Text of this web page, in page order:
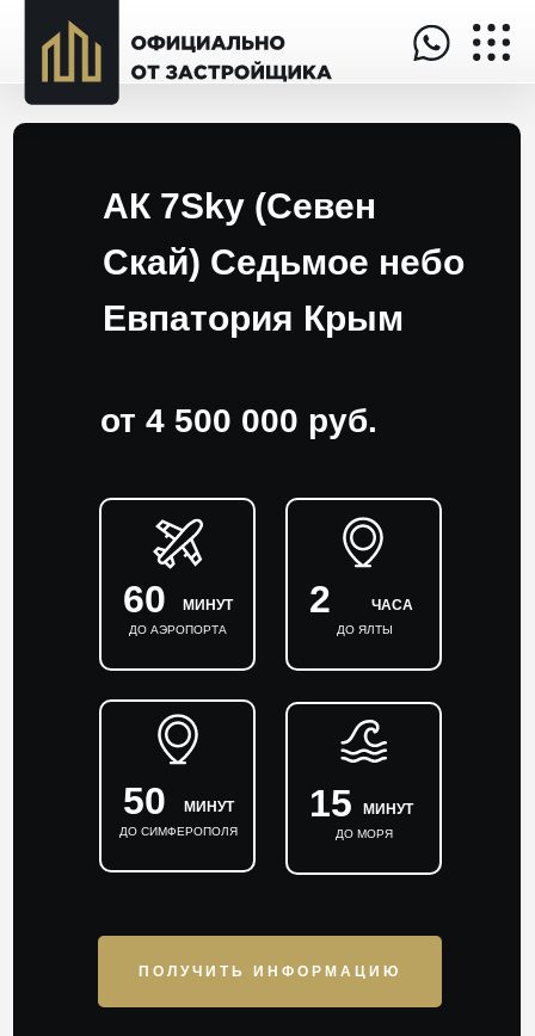
60 МИНУТ
ДО АЭРОПОРТА
АК 7Sky (Севен
Скай) Седьмое небо
Евпатория Крым
15 МИНУТ
ДО МОРЯ
ПОЛУЧИТЬ ИНФОРМАЦИЮ
2 ЧАСА
ДО ЯЛТЫ
50 МИНУТ
ДО СИМФЕРОПОЛЯ
от 4 500 000 руб.